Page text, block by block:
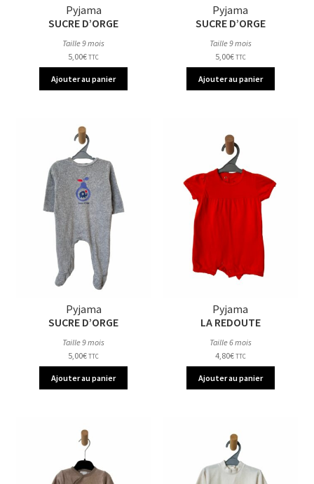
Pyjama
SUCRE D’ORGE
Taille 9 mois
5,00€ TTC
Ajouter au panier
Pyjama
SUCRE D’ORGE
Taille 9 mois
5,00€ TTC
Ajouter au panier
Pyjama
SUCRE D’ORGE
Taille 9 mois
5,00€ TTC
Ajouter au panier
Pyjama
LA REDOUTE
Taille 6 mois
4,80€ TTC
Ajouter au panier